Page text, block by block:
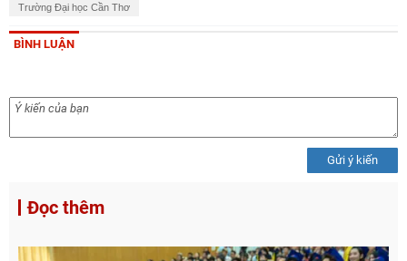
Trường Đại học Cần Thơ
BÌNH LUẬN
Gửi ý kiến
Đọc thêm